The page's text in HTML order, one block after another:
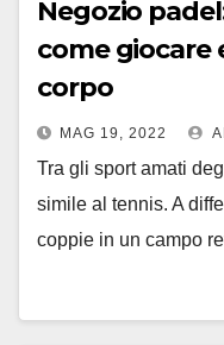
Negozio
come giocare
corpo
MAG 19, 2022
Tra gli sport amati
simile al tennis. A
coppie in un campo